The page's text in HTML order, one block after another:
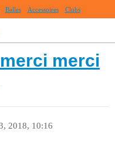
Balles Accessoires Clubs
merci
2018, 10:16